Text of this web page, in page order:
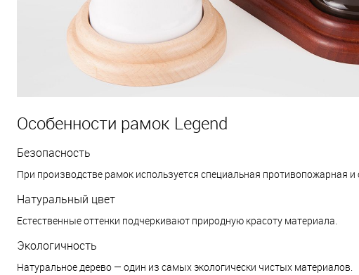
Особенности рамок Legend
Безопасность
При производстве рамок используется специальная противопожарная и
Натуральный цвет
Естественные оттенки подчеркивают природную красоту материала.
Экологичность
Натуральное дерево — один из самых экологически чистых материалов.